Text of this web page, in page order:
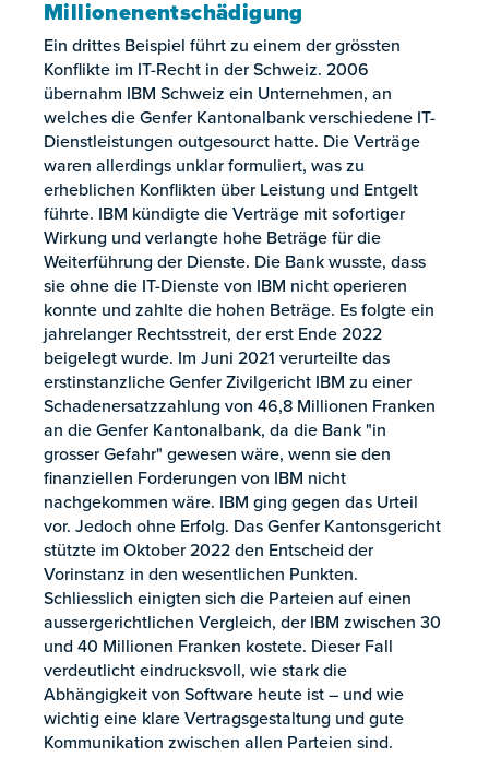
Millionenentschädigung
Ein drittes Beispiel führt zu einem der grössten
Konflikte im IT-Recht in der Schweiz. 2006
übernahm IBM Schweiz ein Unternehmen, an
welches die Genfer Kantonalbank verschiedene IT-
Dienstleistungen outgesourct hatte. Die Verträge
waren allerdings unklar formuliert, was zu
erheblichen Konflikten über Leistung und Entgelt
führte. IBM kündigte die Verträge mit sofortiger
Wirkung und verlangte hohe Beträge für die
Weiterführung der Dienste. Die Bank wusste, dass
sie ohne die IT-Dienste von IBM nicht operieren
konnte und zahlte die hohen Beträge. Es folgte ein
jahrelanger Rechtsstreit, der erst Ende 2022
beigelegt wurde. Im Juni 2021 verurteilte das
erstinstanzliche Genfer Zivilgericht IBM zu einer
Schadenersatzzahlung von 46,8 Millionen Franken
an die Genfer Kantonalbank, da die Bank "in
grosser Gefahr" gewesen wäre, wenn sie den
finanziellen Forderungen von IBM nicht
nachgekommen wäre. IBM ging gegen das Urteil
vor. Jedoch ohne Erfolg. Das Genfer Kantonsgericht
stützte im Oktober 2022 den Entscheid der
Vorinstanz in den wesentlichen Punkten.
Schliesslich einigten sich die Parteien auf einen
aussergerichtlichen Vergleich, der IBM zwischen 30
und 40 Millionen Franken kostete. Dieser Fall
verdeutlicht eindrucksvoll, wie stark die
Abhängigkeit von Software heute ist – und wie
wichtig eine klare Vertragsgestaltung und gute
Kommunikation zwischen allen Parteien sind.